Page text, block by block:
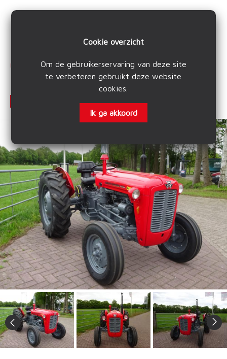
Cookie overzicht
Om de gebruikerservaring van deze site
te verbeteren gebruikt deze website
cookies
Ik ga akkoord
Home Producten en diensten Occasions Massey Ferguson 35x
Massey Ferguson 35x